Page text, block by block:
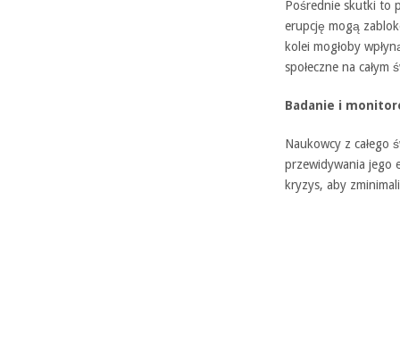
Pośrednie skutki to
erupcję mogą
kolei mogłoby
społeczne na całym
Badanie i
Naukowcy z całego
przewidywania jego
kryzys, aby